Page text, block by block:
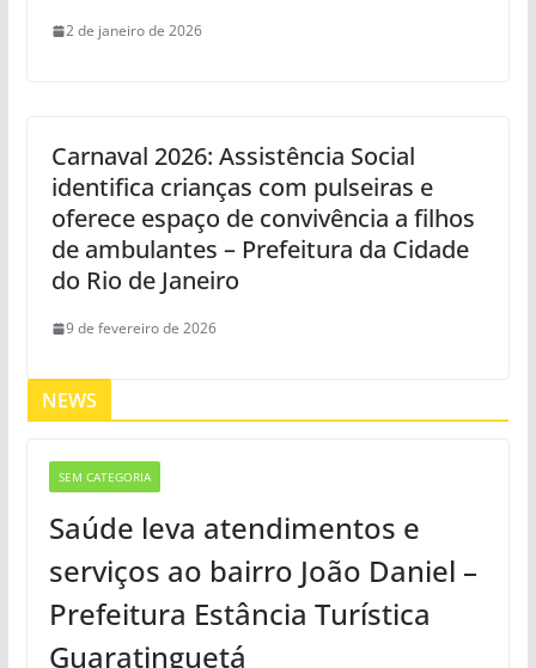
2 de janeiro de 2026
Carnaval 2026: Assistência Social
identifica crianças com pulseiras e
oferece espaço de convivência a filhos
de ambulantes – Prefeitura da Cidade
do Rio de Janeiro
9 de fevereiro de 2026
NEWS
SEM CATEGORIA
Saúde leva atendimentos e
serviços ao bairro João Daniel –
Prefeitura Estância Turística
Guaratinguetá